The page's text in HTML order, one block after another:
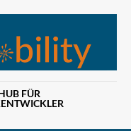
FÜR